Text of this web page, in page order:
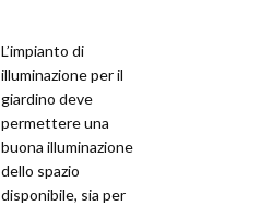
L’impianto di
illuminazione per il
giardino deve
permettere una
buona illuminazione
dello spazio
disponibile, sia per